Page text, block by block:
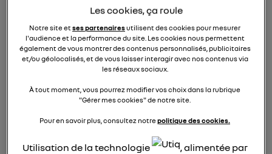
758membres
Après 30 ans de succès, Renault Clio full hybrid E_Tech
insuffle une énergie nouvelle
posez une question
rejoignez
Les cookies, ça roule
Notre site etses partenairesutilisent des cookies pour mesurer
l'audience et la performance du site. Les cookies nous permettent
également de vous montrer des contenus personnalisés, publicitaires
et/ou géolocalisés, et de vous laisser interagir avec nos contenus via
les réseaux sociaux.
À tout moment, vous pourrez modifier vos choix dans la rubrique
"Gérer mes cookies" de notre site.
Pour en savoir plus, consultez notrepolitique des cookies.
Utilisation de la technologie
, alimentée par